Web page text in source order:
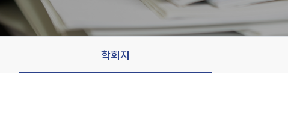
개인회원동정
단체 및 기관소식
학회지